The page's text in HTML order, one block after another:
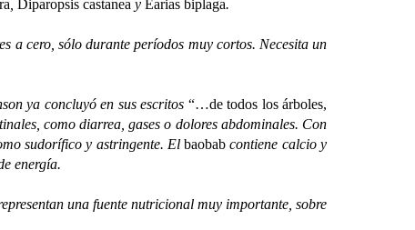
Diparopsis castanea y Earias biplaga.
a cero, sólo durante períodos muy cortos. Necesita un
ya concluyó en sus escritos “…de todos los árboles,
como diarrea, gases o dolores abdominales. Con
sudorífico y astringente. Elbaobab contiene calcio y
energía.
una fuente nutricional muy importante, sobre